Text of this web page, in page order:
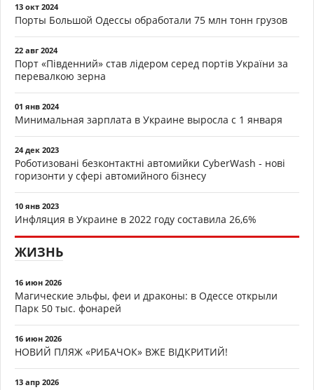
13 окт 2024
Порты Большой Одессы обработали 75 млн тонн грузов
22 авг 2024
Порт «Південний» став лідером серед портів України за
перевалкою зерна
01 янв 2024
Минимальная зарплата в Украине выросла с 1 января
24 дек 2023
Роботизовані безконтактні автомийки CyberWash - нові
горизонти у сфері автомийного бізнесу
10 янв 2023
Инфляция в Украине в 2022 году составила 26,6%
ЖИЗНЬ
16 июн 2026
Магические эльфы, феи и драконы: в Одессе открыли
Парк 50 тыс. фонарей
16 июн 2026
НОВИЙ ПЛЯЖ «РИБАЧОК» ВЖЕ ВІДКРИТИЙ!
13 апр 2026